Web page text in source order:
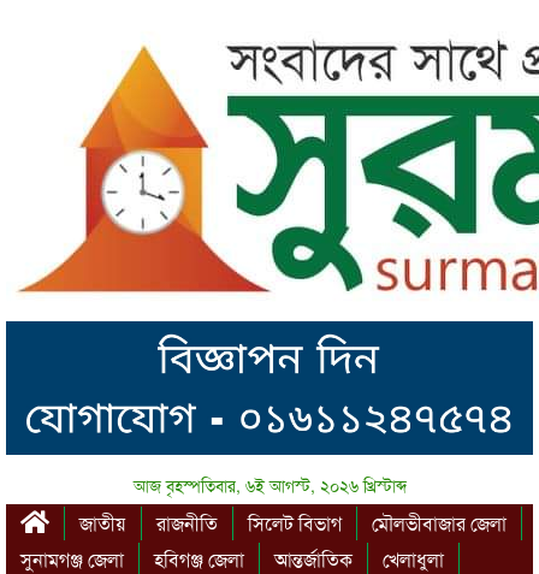
আজ বৃহস্পতিবার, ৬ই আগস্ট, ২০২৬ খ্রিস্টাব্দ
জাতীয় রাজনীতি সিলেট বিভাগ
মৌলভীবাজার জেলা
সুনামগঞ্জ জেলা
হবিগঞ্জ জেলা আন্তর্জাতিক
খেলাধুলা